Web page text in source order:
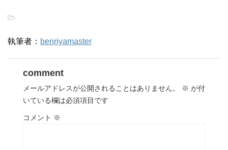
-
執筆者： benriyamaster
comment
メールアドレスが公開されることはありません。 ※ が付
いている欄は必須項目です
コメント ※